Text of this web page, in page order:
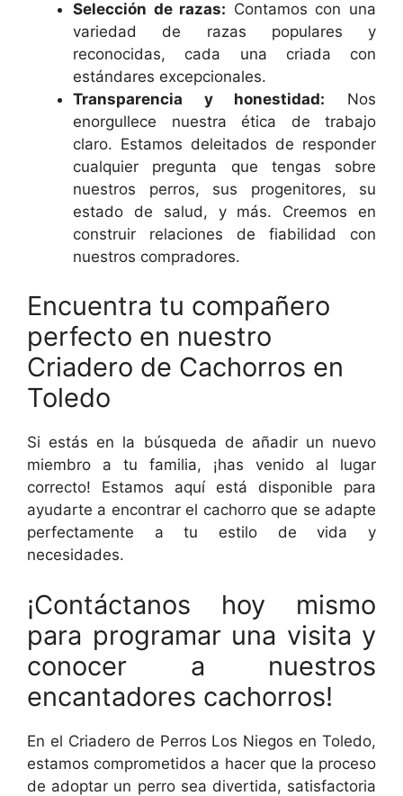
Selección de razas: Contamos con una
variedad de razas populares y
reconocidas, cada una criada con
estándares excepcionales.
Transparencia y honestidad: Nos
enorgullece nuestra ética de trabajo
claro. Estamos deleitados de responder
cualquier pregunta que tengas sobre
nuestros perros, sus progenitores, su
estado de salud, y más. Creemos en
construir relaciones de fiabilidad con
nuestros compradores.
Encuentra tu compañero
perfecto en nuestro
Criadero de Cachorros en
Toledo
Si estás en la búsqueda de añadir un nuevo
miembro a tu familia, ¡has venido al lugar
correcto! Estamos aquí está disponible para
ayudarte a encontrar el cachorro que se adapte
perfectamente a tu estilo de vida y
necesidades.
¡Contáctanos hoy mismo
para programar una visita y
conocer a nuestros
encantadores cachorros!
En el Criadero de Perros Los Niegos en Toledo,
estamos comprometidos a hacer que la proceso
de adoptar un perro sea divertida, satisfactoria